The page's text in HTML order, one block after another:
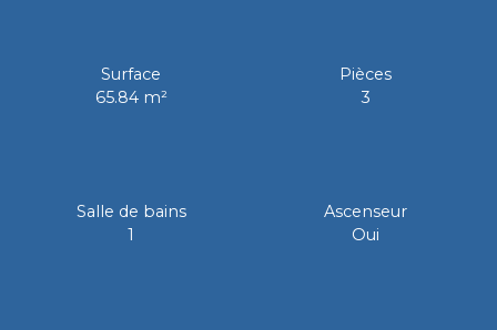
Surface
65.84 m²
Pièces
3
Salle de bains
1
Ascenseur
Oui